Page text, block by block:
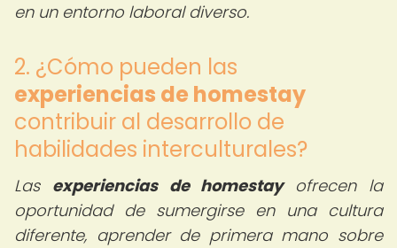
en un entorno laboral diverso.
2. ¿Cómo pueden las
experiencias de homestay
contribuir al desarrollo de
habilidades interculturales?
Las experiencias de homestayofrecen la
oportunidad de sumergirse en una cultura
diferente, aprender de primera mano sobre